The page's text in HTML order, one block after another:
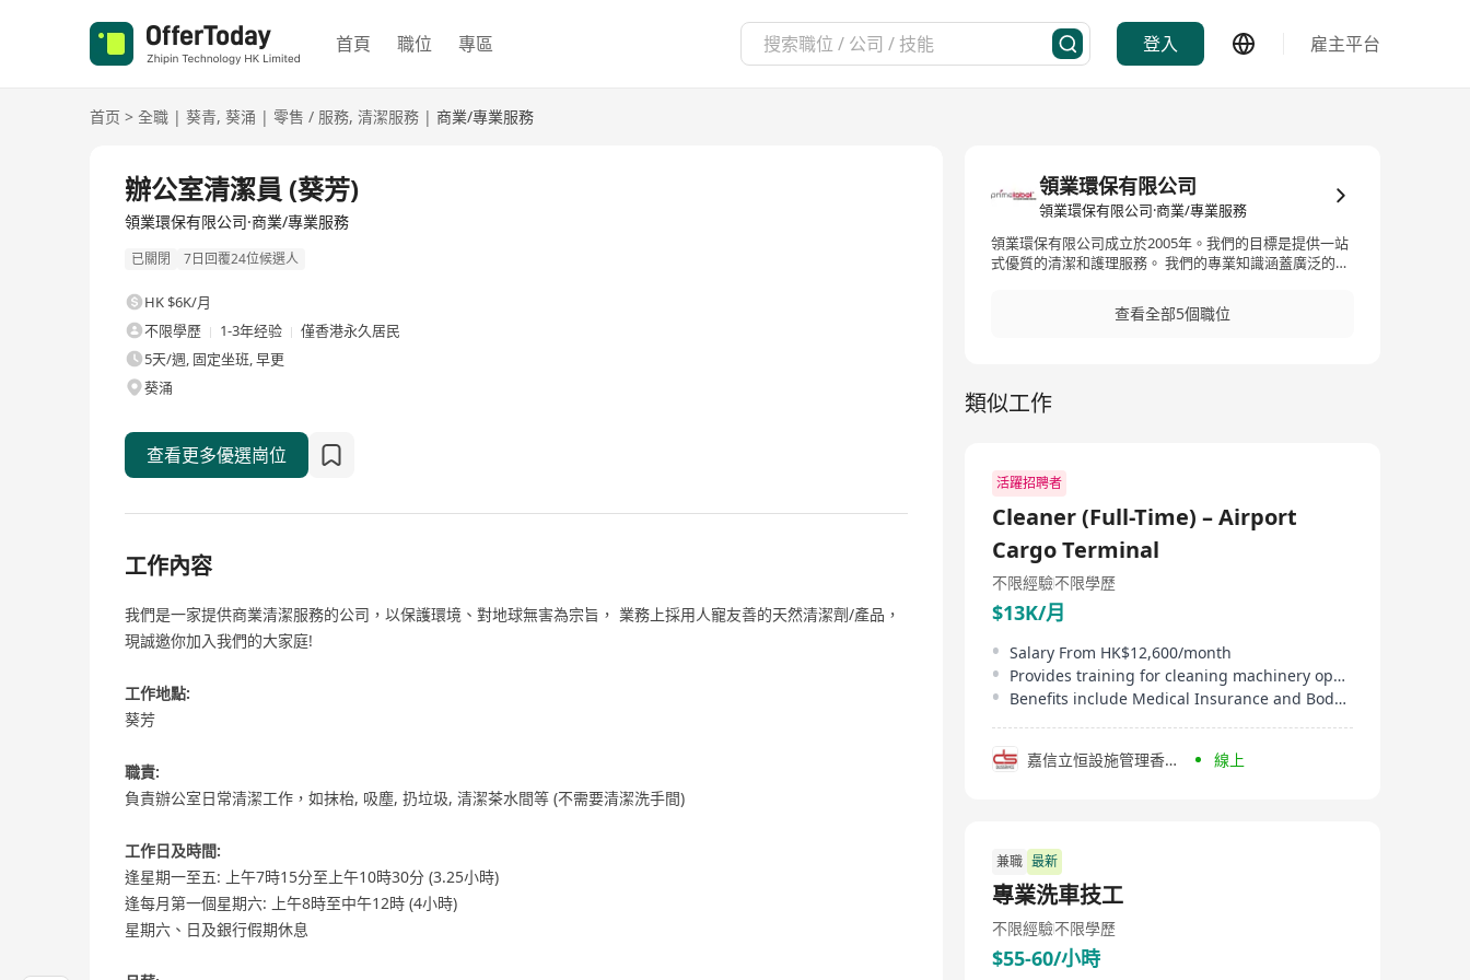
首頁 職位 專區 登入 雇主平台
首页 > 全職 | 葵青, 葵涌 | 零售 / 服務, 清潔服務 | 商業/專業服務
辦公室清潔員 (葵芳)
領業環保有限公司·商業/專業服務
已關閉 7日回覆24位候選人
HK $6K/月
不限學歷
1-3年经验
僅香港永久居民
5天/週, 固定坐班, 早更
葵涌
查看更多優選崗位
工作內容
我們是一家提供商業清潔服務的公司，以保護環境、對地球無害為宗旨， 業務上採用人寵友善的天然清潔劑/產品，
現誠邀你加入我們的大家庭!
工作地點:
葵芳
職責:
負責辦公室日常清潔工作，如抹枱, 吸塵, 扔垃圾, 清潔茶水間等 (不需要清潔洗手間)
工作日及時間:
逢星期一至五: 上午7時15分至上午10時30分 (3.25小時)
逢每月第一個星期六: 上午8時至中午12時 (4小時)
星期六、日及銀行假期休息
領業環保有限公司
領業環保有限公司·商業/專業服務
領業環保有限公司成立於2005年。我們的目標是提供一站
式優質的清潔和護理服務。 我們的專業知識涵蓋廣泛的設
provide a one stop quality service on cleaning and care-
查看全部5個職位
類似工作
活躍招聘者
Cleaner (Full-Time) – Airport
Cargo Terminal
不限經驗不限學歷
$13K/月
Salary From HK$12,600/month
Provides training for cleaning machinery operation
Benefits include Medical Insurance and Body Check
嘉信立恒設施管理香港有限公司 線上
兼職 最新
專業洗車技工
不限經驗不限學歷
$55-60/小時